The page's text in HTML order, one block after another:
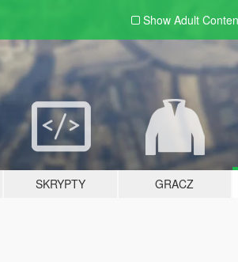
Show Adult
SKRYPTY GRACZ